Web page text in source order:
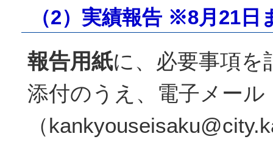
（2）実績報告 ※8月21日
報告用紙に、必要事項を
添付のうえ、電子メール
（